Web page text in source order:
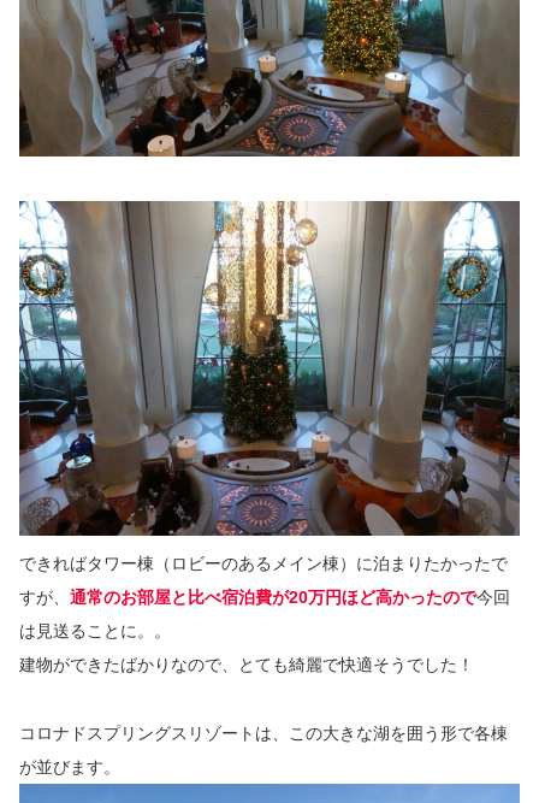
できればタワー棟（ロビーのあるメイン棟）に泊まりたかったで
すが、 通常のお部屋と比べ宿泊費が20万円ほど高かったので今回
は見送ることに。。
建物ができたばかりなので、とても綺麗で快適そうでした！
コロナドスプリングスリゾートは、この大きな湖を囲う形で各棟
が並びます。